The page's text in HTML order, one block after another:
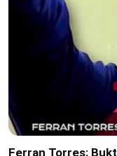
Ferran Torres: